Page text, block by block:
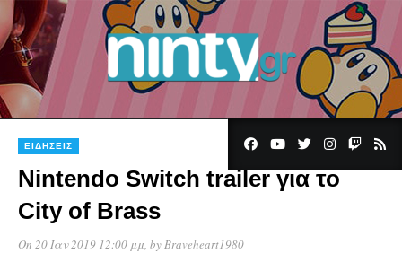
ΕΙΔΉΣΕΙΣ 1
Nintendo Switch trailer για το
City of Brass
On 20 Ιαν 2019 12:00 μμ , by Braveheart1980